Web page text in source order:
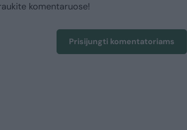
komentaruose!
Prisijungti komentatoriams